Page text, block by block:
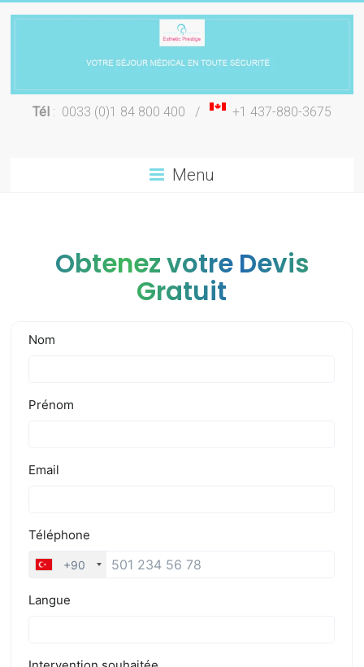
Chirurgie
Tél: 0033 (0)1 84 800 400 / +1 437-880-3675
Menu
Obtenez votre Devis
Gratuit